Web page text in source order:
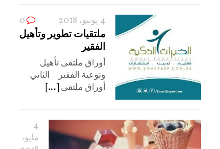
4 يونيو، 2018 0
ملتقيات تطوير وتأهيل
الفقير
أوراق ملتقى تأهيل
وتوعية الفقير – الثاني
أوراق ملتقى [...]
4
مايو،